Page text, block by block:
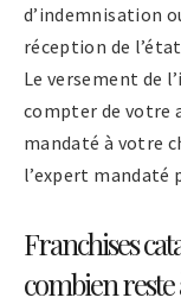
d’indemnisation
réception de
Le versement de
compter de votre
mandaté à votre
l’expert mandaté
Franchises
combien reste